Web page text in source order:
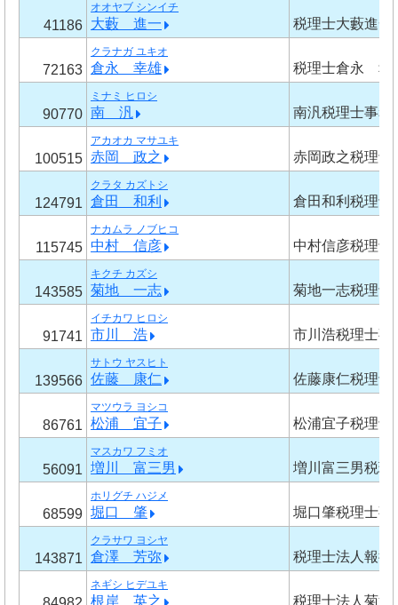
41186
オオヤブ シンイチ
大藪 進一 税理士大藪進一
72163
クラナガ ユキオ
倉永 幸雄 税理士倉永 幸
90770
ミナミ ヒロシ
南 汎 南汎税理士事務
100515
アカオカ マサユキ
赤岡 政之 赤岡政之税理士
124791
クラタ カズトシ
倉田 和利 倉田和利税理士
115745
ナカムラ ノブヒコ
中村 信彦 中村信彦税理士
143585
キクチ カズシ
菊地 一志 菊地一志税理士
91741
イチカワ ヒロシ
市川 浩 市川浩税理士事
139566
サトウ ヤスヒト
佐藤 康仁 佐藤康仁税理士
86761
マツウラ ヨシコ
松浦 宜子 松浦宜子税理士
56091
マスカワ フミオ
増川 富三男 増川富三男税理
68599
ホリグチ ハジメ
堀口 肇 堀口肇税理士事
143871
クラサワ ヨシヤ
倉澤 芳弥 税理士法人報
ネギシ ヒデユキ
根岸 英之 税理士法人菊池